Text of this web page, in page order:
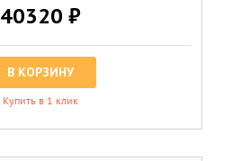
40320 ₽
В КОРЗИНУ
Купить в 1 клик